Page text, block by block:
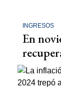
INGRESOS
En